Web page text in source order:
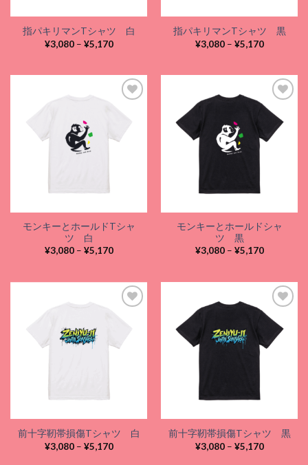
指パキリマンTシャツ 白
¥3,080 – ¥5,170価
¥5,170
指パキリマンTシャツ 黒
¥3,080 – ¥5,170価
¥5,170
wishlist
モンキーとホールドTシャ
ツ 白
¥3,080 – ¥5,170価
–
¥5,170
Add to
wishlist
モンキーとホールドシャ
ツ 黒
¥3,080 – ¥5,170価
–
¥5,170
wishlist
前十字靭帯損傷Tシャツ 白
¥3,080 – ¥5,170価
Add to
wishlist
前十字靭帯損傷Tシャツ 黒
¥3,080 – ¥5,170価